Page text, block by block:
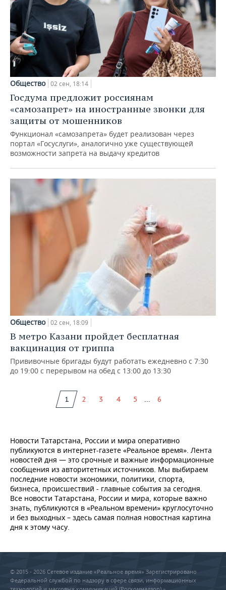
Общество 02 сен, 18:14
Госдума предложит россиянам
«самозапрет» на иностранные звонки для
защиты от мошенников
Функционал «самозапрета» будет реализован через
портал «Госуслуги», аналогично уже существующей
возможности запрета на выдачу кредитов
Общество 02 сен, 18:09
В метро Казани пройдет бесплатная
вакцинация от гриппа
Прививочные бригады будут работать ежедневно с 7:30
до 19:00 с перерывом на обед с 13:00 до 13:30
1 2 3 4 5 ... 6
Новости Татарстана, России и мира оперативно
публикуются в интернет-газете «Реальное время». Лента
новостей дня — это срочные и важные информационные
сообщения из авторитетных источников. Мы выбираем
последние новости экономики, политики, спорта,
бизнеса, происшествий - главные события за сегодня.
Все новости Татарстана, России и мира, которые важно
знать, публикуются в «Реальном времени» круглосуточно
и без выходных – здесь самая полная новостная картина
дня к этому часу.
© 2015 - 2026 Сетевое издание «Реальное время» Зарегистрировано
Федеральной службой по надзору в сфере связи, информационных